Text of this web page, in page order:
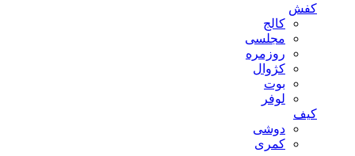
کفش
کالج
مجلسی
روزمره
کژوال
بوت
لوفر
کیف
دوشی
کمری